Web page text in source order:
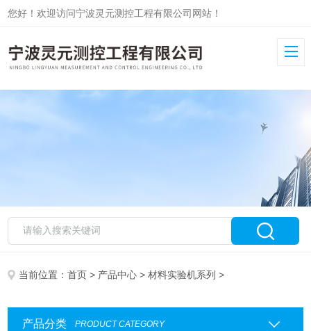
您好！欢迎访问宁波灵元测控工程有限公司网站！
当前位置：首页 > 产品中心 >材料实验机系列 >
产品分类 PRODUCT CATEGORY